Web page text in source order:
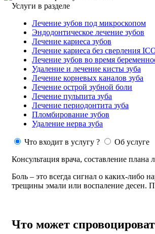
Услуги в разделе
Лечение зубов под микроскопом
Эндодонтическое лечение зубов
Лечение кариеса зубов
Лечение кариеса без сверления
Лечение зубов во время
Удаление и лечение кисты зуба
Лечение корневых каналов зуба
Лечение острой зубной боли
Лечение пульпита зуба
Лечение периодонтита зуба
Пломбирование зубов
Удаление нерва зуба
Что входит в услугу ?
Об услуге
Консультация врача, составление
Боль – это всегда сигнал о каких-либо
трещины эмали или воспаление десен.
Что может